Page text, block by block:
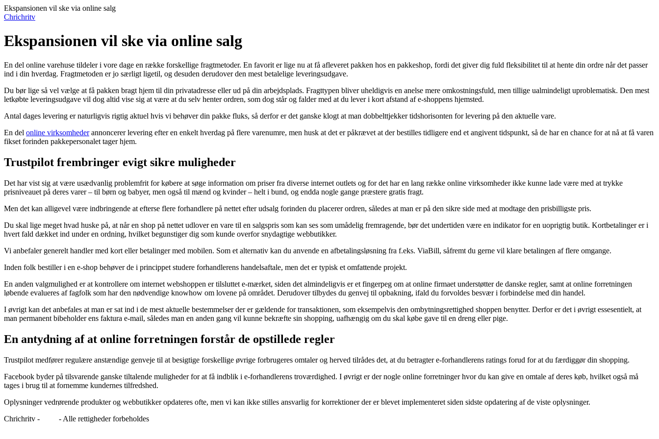
Ekspansionen vil ske via online salg
Chrichritv
Ekspansionen vil ske via online salg
En del online varehuse tildeler i vore dage en række forskellige fragtmetoder. En favorit er lige nu at få afleveret pakken hos en pakkeshop, fordi det giver dig fuld fleksibilitet til at hente din ordre når det passer
ind i din hverdag. Fragtmetoden er jo særligt ligetil, og desuden derudover den mest betalelige leveringsudgave.
Du bør lige så vel vælge at få pakken bragt hjem til din privatadresse eller ud på din arbejdsplads. Fragttypen bliver uheldigvis en anelse mere omkostningsfuld, men tillige ualmindeligt uproblematisk. Den mest
letkøbte leveringsudgave vil dog altid vise sig at være at du selv henter ordren, som dog står og falder med at du lever i kort afstand af e-shoppens hjemsted.
Antal dages levering er naturligvis rigtig aktuel hvis vi behøver din pakke fluks, så derfor er det ganske klogt at man dobbelttjekker tidshorisonten for levering på den aktuelle vare.
En del online virksomhederannoncerer levering efter en enkelt hverdag på flere varenumre, men husk at det er påkrævet at der bestilles tidligere end et angivent tidspunkt, så de har en chance for at nå at få varen
fikset forinden pakkepersonalet tager hjem.
Trustpilot frembringer evigt sikre muligheder
Det har vist sig at være usædvanlig problemfrit for købere at søge information om priser fra diverse internet outlets og for det har en lang række online virksomheder ikke kunne lade være med at trykke
prisniveauet på deres varer – til børn og babyer, men også til mænd og kvinder – helt i bund, og endda nogle gange præstere gratis fragt.
Men det kan alligevel være indbringende at efterse flere forhandlere på nettet efter udsalg forinden du placerer ordren, således at man er på den sikre side med at modtage den prisbilligste pris.
Du skal lige meget hvad huske på, at når en shop på nettet udlover en vare til en salgspris som kan ses som umådelig fremragende, bør det undertiden være en indikator for en uoprigtig butik. Kortbetalinger er i
hvert fald dækket ind under en ordning, hvilket begunstiger dig som kunde overfor snydagtige webbutikker.
Vi anbefaler generelt handler med kort eller betalinger med mobilen. Som et alternativ kan du anvende en afbetalingsløsning fra f.eks. ViaBill, såfremt du gerne vil klare betalingen af flere omgange.
Inden folk bestiller i en e-shop behøver de i princippet studere forhandlerens handelsaftale, men det er typisk et omfattende projekt.
En anden valgmulighed er at kontrollere om internet webshoppen er tilsluttet e-mærket, siden det almindeligvis er et fingerpeg om at online firmaet understøtter de danske regler, samt at online forretningen
løbende evalueres af fagfolk som har den nødvendige knowhow om lovene på området. Derudover tilbydes du genvej til opbakning, ifald du forvoldes besvær i forbindelse med din handel.
I øvrigt kan det anbefales at man er sat ind i de mest aktuelle bestemmelser der er gældende for transaktionen, som eksempelvis den ombytningsrettighed shoppen benytter. Derfor er det i øvrigt essesentielt, at
man permanent bibeholder ens faktura e-mail, således man en anden gang vil kunne bekræfte sin shopping, uafhængig om du skal købe gave til en dreng eller pige.
En antydning af at online forretningen forstår de opstillede regler
Trustpilot medfører regulære anstændige genveje til at besigtige forskellige øvrige forbrugeres omtaler og herved tilrådes det, at du betragter e-forhandlerens ratings forud for at du færdiggør din shopping.
Facebook byder på tilsvarende ganske tiltalende muligheder for at få indblik i e-forhandlerens troværdighed. I øvrigt er der nogle online forretninger hvor du kan give en omtale af deres køb, hvilket også må
tages i brug til at fornemme kundernes tilfredshed.
Oplysninger vedrørende produkter og webbutikker opdateres ofte, men vi kan ikke stilles ansvarlig for korrektioner der er blevet implementeret siden sidste opdatering af de viste oplysninger.
Chrichritv -
- Alle rettigheder forbeholdes